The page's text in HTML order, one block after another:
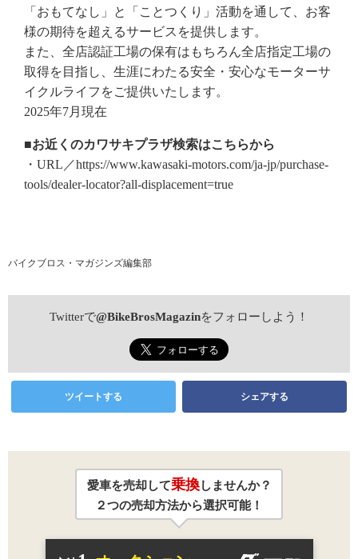
「おもてなし」と「ことつくり」活動を通して、お客
様の期待を超えるサービスを提供します。
また、全店認証工場の保有はもちろん全店指定工場の
取得を目指し、生涯にわたる安全・安心なモーターサ
イクルライフをご提供いたします。
2025年7月現在
■お近くのカワサキプラザ検索はこちらから
・URL／https://www.kawasaki-motors.com/ja-jp/purchase-
tools/dealer-locator?all-displacement=true
バイクブロス・マガジンズ編集部
Twitterで@BikeBrosMagazinをフォローしよう！
ツイートする シェアする
愛車を売却して乗換しませんか？
２つの売却方法から選択可能！